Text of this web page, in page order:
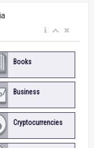
Books
Business
Cryptocurrencies